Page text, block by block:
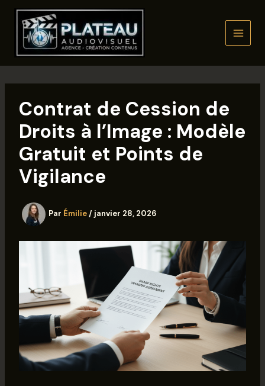
contenu
Contrat de Cession de
Droits à l’Image : Modèle
Gratuit et Points de
Vigilance
Par Émilie / janvier 28, 2026